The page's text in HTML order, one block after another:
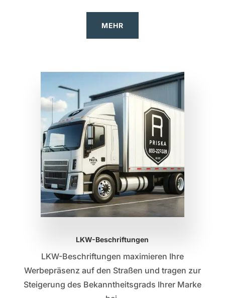
MEHR
LKW-Beschriftungen
LKW-Beschriftungen maximieren Ihre
Werbepräsenz auf den Straßen und tragen zur
Steigerung des Bekanntheitsgrads Ihrer Marke